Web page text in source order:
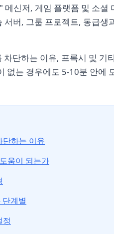
신저, 게임 플랫폼 및 소셜
버, 그룹 프로젝트, 동급생
단하는 이유, 프록시 및 기
없는 경우에도 5-10분 안에
하는 이유
움이 되는가
계별
정